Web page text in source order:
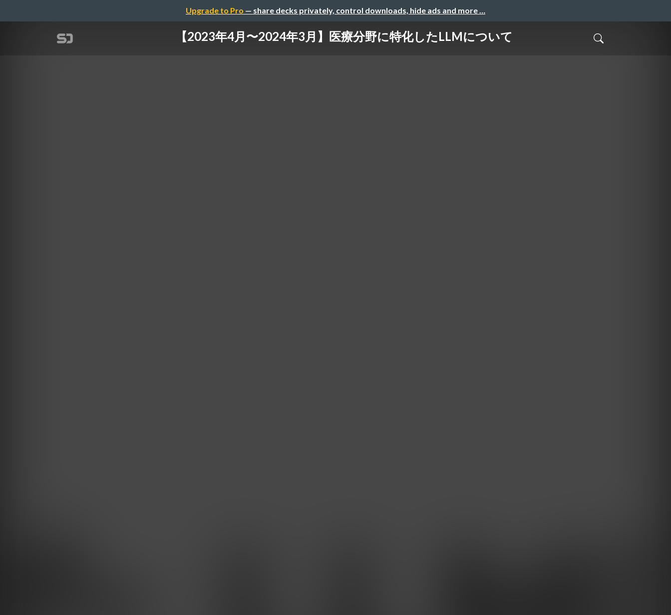
Upgrade to Pro — share decks privately, control downloads, hide ads and more …
【2023年4月〜2024年3月】医療分野に特化したLLMについて